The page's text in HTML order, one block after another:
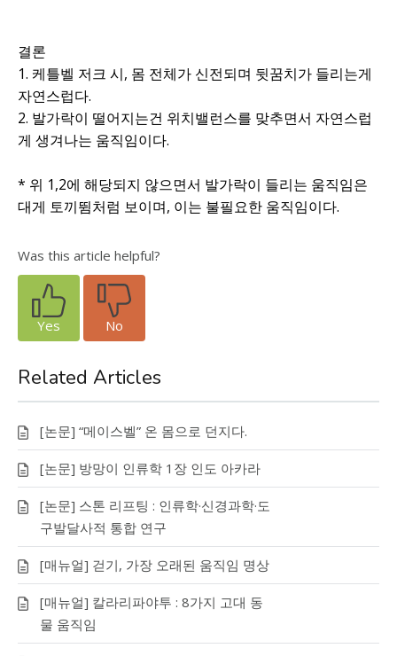
결론
1. 케틀벨 저크 시, 몸 전체가 신전되며 뒷꿈치가 들리는게
자연스럽다.
2. 발가락이 떨어지는건 위치밸런스를 맞추면서 자연스럽
게 생겨나는 움직임이다.
* 위 1,2에 해당되지 않으면서 발가락이 들리는 움직임은
대게 토끼뜀처럼 보이며, 이는 불필요한 움직임이다.
Was this article helpful?
Yes No
Related Articles
[논문] “메이스벨” 온 몸으로 던지다.
[논문] 방망이 인류학 1장 인도 아카라
[논문] 스톤 리프팅 : 인류학·신경과학·도
구발달사적 통합 연구
[매뉴얼] 걷기, 가장 오래된 움직임 명상
[매뉴얼] 칼라리파야투 : 8가지 고대 동
물 움직임